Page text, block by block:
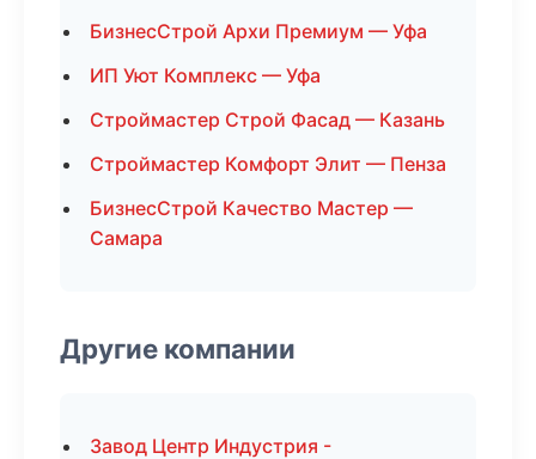
БизнесСтрой Архи Премиум — Уфа
ИП Уют Комплекс — Уфа
Строймастер Строй Фасад — Казань
Строймастер Комфорт Элит — Пенза
БизнесСтрой Качество Мастер —
Самара
Другие компании
Завод Центр Индустрия -